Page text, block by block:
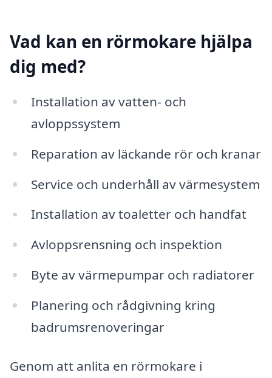
Vad kan en rörmokare hjälpa
dig med?
Installation av vatten- och
avloppssystem
Reparation av läckande rör och kranar
Service och underhåll av värmesystem
Installation av toaletter och handfat
Avloppsrensning och inspektion
Byte av värmepumpar och radiatorer
Planering och rådgivning kring
badrumsrenoveringar
Genom att anlita en rörmokare i